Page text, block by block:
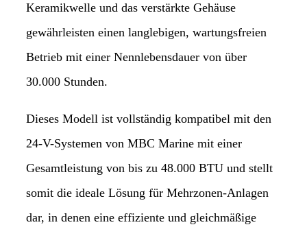
Keramikwelle und das verstärkte Gehäuse
gewährleisten einen langlebigen, wartungsfreien
Betrieb mit einer Nennlebensdauer von über
30.000 Stunden.
Dieses Modell ist vollständig kompatibel mit den
24-V-Systemen von MBC Marine mit einer
Gesamtleistung von bis zu 48.000 BTU und stellt
somit die ideale Lösung für Mehrzonen-Anlagen
dar, in denen eine effiziente und gleichmäßige